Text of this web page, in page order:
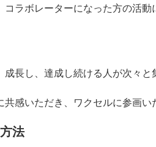
ラボレーターになった方の活
長し、達成し続ける人が次々と
感いただき、ワクセルに参画い
法